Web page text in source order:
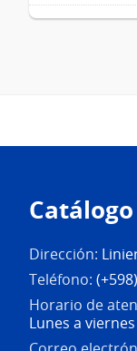
página
Dirección:
Teléfono:
Horario de
Lunes a